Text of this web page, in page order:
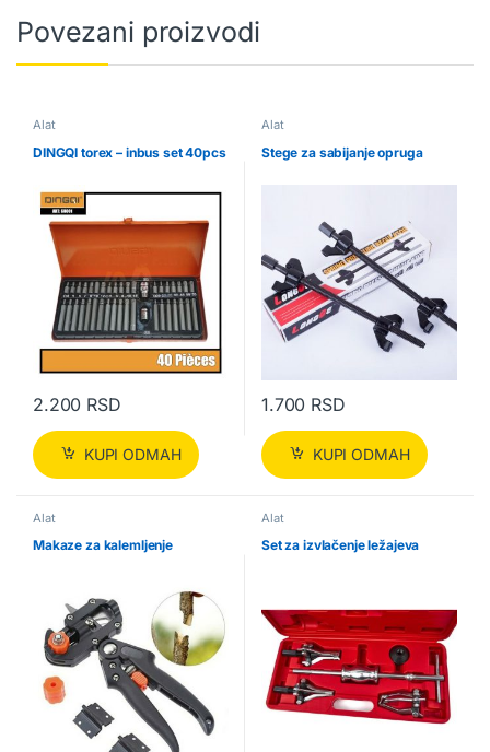
Povezani proizvodi
Alat
DINGQI torex – inbus set 40pcs
2.200 RSD
KUPI ODMAH
Alat
Stege za sabijanje opruga
1.700 RSD
KUPI ODMAH
Alat
Makaze za kalemljenje
Alat
Set za izvlačenje ležajeva